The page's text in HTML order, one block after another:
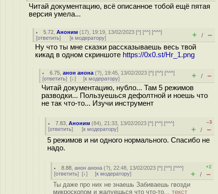
Читай документацию, всё описанное тобой ещё пятая
версия умела...
5.72 ,Аноним (17), 19:19, 13/02/2023 [^] [^^] [^^^]
[ответить] [к модератору] + / –
Ну что ты мне сказки рассказываешь весь твой
кикад в одном скриншоте https://0x0.st/Hr_1.png
6.75 ,анон анона (?), 19:45, 13/02/2023 [^] [^^] [^^^]
[ответить] [↓] [к модератору] + / –
Читай документацию, нубло... Там 5 режимов
разводки... Пользуешься дефолтной и ноешь что
не так что-то... Изучи инструмент
7.83 ,Аноним (84), 21:33, 13/02/2023 [^] [^^] [^^^]
[ответить] [к модератору]
–3
+ / –
5 режимов и ни одного нормального. Спасибо не
надо.
8.88 ,анон анона (?), 22:48, 13/02/2023 [^] [^^] [^^^]
[ответить] [↓] [к модератору]
+2
+ / –
Ты даже про них не знаешь Забиваешь гвозди
микроскопом и жалуешься что что-то... текст